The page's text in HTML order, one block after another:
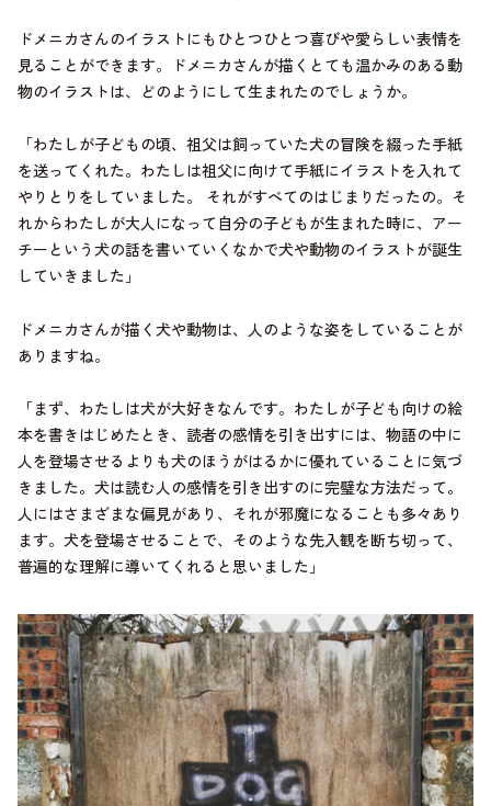
ドメニカさんのイラストにもひとつひとつ喜びや愛らしい表情を
見ることができます。ドメニカさんが描くとても温かみのある動
物のイラストは、どのようにして生まれたのでしょうか。
「わたしが子どもの頃、祖父は飼っていた犬の冒険を綴った手紙
を送ってくれた。わたしは祖父に向けて手紙にイラストを入れて
やりとりをしていました。 それがすべてのはじまりだったの。そ
れからわたしが大人になって自分の子どもが生まれた時に、アー
チーという犬の話を書いていくなかで犬や動物のイラストが誕生
していきました」
ドメニカさんが描く犬や動物は、人のような姿をしていることが
ありますね。
「まず、わたしは犬が大好きなんです。わたしが子ども向けの絵
本を書きはじめたとき、読者の感情を引き出すには、物語の中に
人を登場させるよりも犬のほうがはるかに優れていることに気づ
きました。犬は読む人の感情を引き出すのに完璧な方法だって。
人にはさまざまな偏見があり、それが邪魔になることも多々あり
ます。犬を登場させることで、そのような先入観を断ち切って、
普遍的な理解に導いてくれると思いました」